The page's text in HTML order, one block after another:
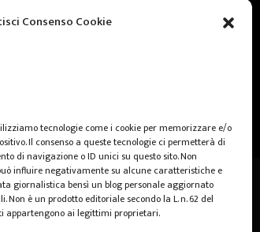
Consenso Cookie
tecnologie come i cookie per memorizzare e/o
Il consenso a queste tecnologie ci permetterà di
di navigazione o ID unici su questo sito. Non
influire negativamente su alcune caratteristiche e
giornalistica bensì un blog personale aggiornato
è un prodotto editoriale secondo la L. n. 62 del
appartengono ai legittimi proprietari.